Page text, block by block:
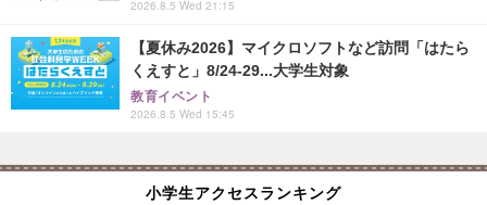
2026.8.5 Wed 21:15
【夏休み2026】マイクロソフトなど訪問「はたら
くえすと」8/24-29...大学生対象
教育イベント
2026.8.5 Wed 15:45
小学生アクセスランキング